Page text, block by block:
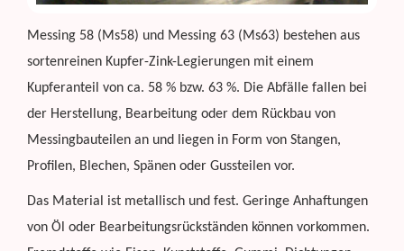
Messing 58 (Ms58) und Messing 63 (Ms63) bestehen aus
sortenreinen Kupfer-Zink-Legierungen mit einem
Kupferanteil von ca. 58 % bzw. 63 %. Die Abfälle fallen bei
der Herstellung, Bearbeitung oder dem Rückbau von
Messingbauteilen an und liegen in Form von Stangen,
Profilen, Blechen, Spänen oder Gussteilen vor.
Das Material ist metallisch und fest. Geringe Anhaftungen
von Öl oder Bearbeitungsrückständen können vorkommen.